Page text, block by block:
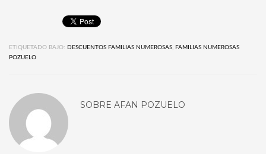
ETIQUETADO BAJO: DESCUENTOS FAMILIAS NUMEROSAS
FAMILIAS NUMEROSAS
POZUELO
SOBRE AFAN POZUELO